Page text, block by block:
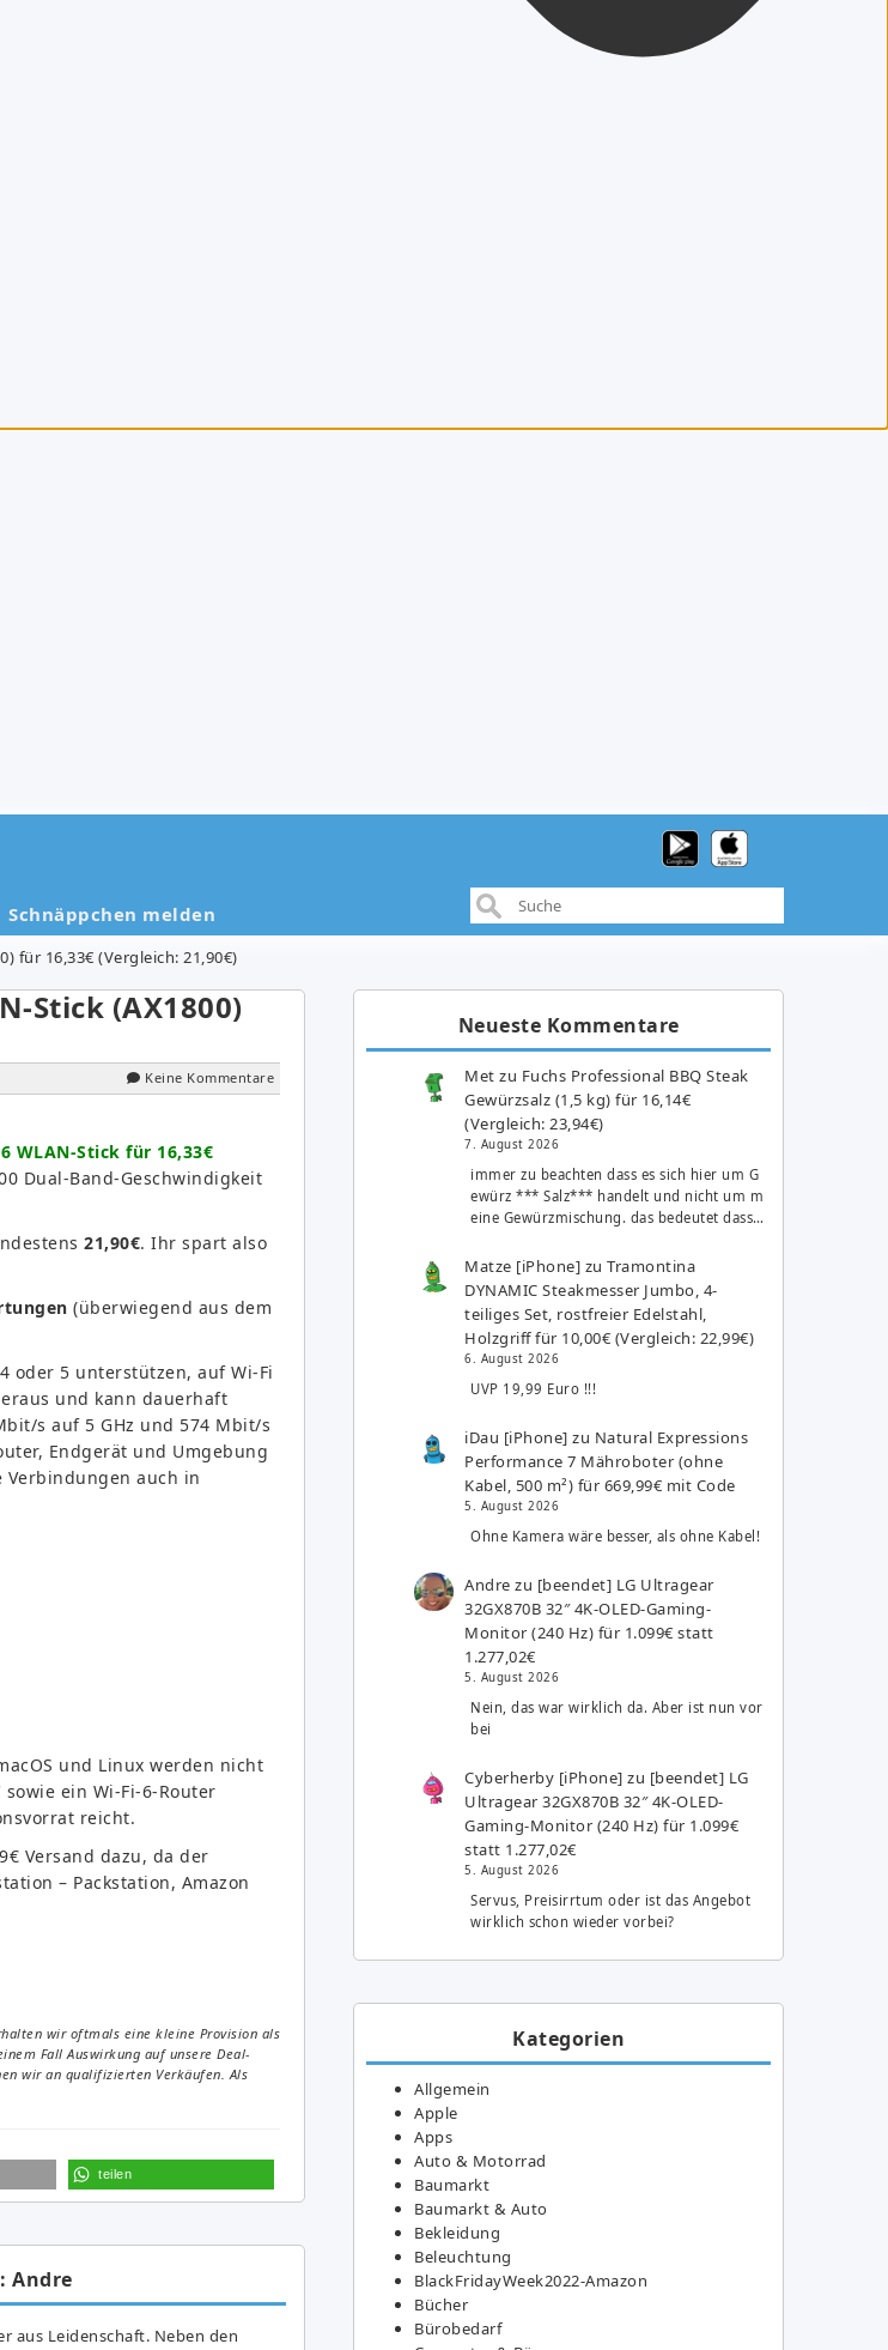
Schnäppchen melden
für 16,33€ (Vergleich: 21,90€)
Stick (AX1800)
Keine Kommentare
WLAN-Stick für 16,33€
Dual-Band-Geschwindigkeit
21,90€. Ihr spart also
(überwiegend aus dem
oder 5 unterstützen, auf Wi-Fi
und kann dauerhaft
s auf 5 GHz und 574 Mbit/s
Endgerät und Umgebung
Verbindungen auch in
und Linux werden nicht
ein Wi-Fi-6-Router
reicht.
Versand dazu, da der
– Packstation, Amazon
wir oftmals eine kleine Provision als
Fall Auswirkung auf unsere Deal-
wir an qualifizierten Verkäufen. Als
teilen
Andre
aus Leidenschaft. Neben den
Neueste Kommentare
Met zu Fuchs Professional BBQ Steak
Gewürzsalz (1,5 kg) für 16,14€
(Vergleich: 23,94€)
7. August 2026
immer zu beachten dass es sich hier um G
ewürz *** Salz*** handelt und nicht um m
eine Gewürzmischung. das bedeutet dass…
Matze [iPhone] zuTramontina
DYNAMIC Steakmesser Jumbo, 4-
teiliges Set, rostfreier Edelstahl,
Holzgriff für 10,00€ (Vergleich: 22,99€)
6. August 2026
UVP 19,99 Euro !!!
iDau [iPhone] zu Natural Expressions
Performance 7 Mähroboter (ohne
Kabel, 500 m²) für 669,99€ mit Code
5. August 2026
Ohne Kamera wäre besser, als ohne Kabel!
Andre zu [beendet] LG Ultragear
32GX870B 32″ 4K-OLED-Gaming-
Monitor (240 Hz) für 1.099€ statt
1.277,02€
5. August 2026
Nein, das war wirklich da. Aber ist nun vor
bei
Cyberherby [iPhone] zu [beendet] LG
Ultragear 32GX870B 32″ 4K-OLED-
Gaming-Monitor (240 Hz) für 1.099€
statt 1.277,02€
5. August 2026
Servus, Preisirrtum oder ist das Angebot
wirklich schon wieder vorbei?
Kategorien
Allgemein
Apple
Apps
Auto & Motorrad
Baumarkt
Baumarkt & Auto
Bekleidung
Beleuchtung
BlackFridayWeek2022-Amazon
Bücher
Bürobedarf